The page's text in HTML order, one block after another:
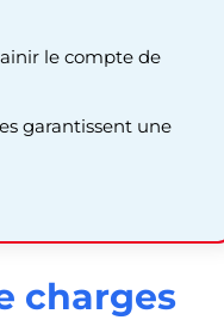
le compte de
garantissent une
charges